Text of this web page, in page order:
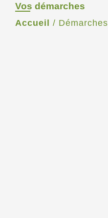
Vos démarches
Accueil / Démarches